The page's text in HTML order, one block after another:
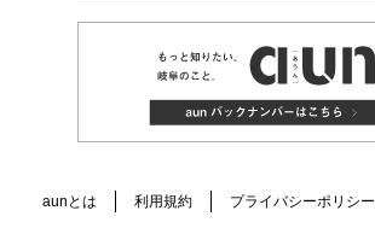
aunとは 利用規約 プライバシーポリシー